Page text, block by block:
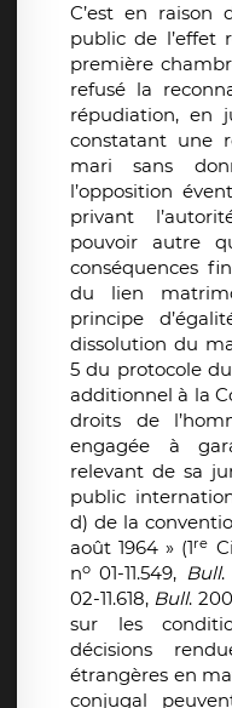
C’est en raison
public de l’effet
première
refusé la
répudiation, en
constatant une
mari sans
l’opposition
privant
pouvoir autre
conséquences
du lien
principe
dissolution du
5 du protocole
additionnel à la
droits de
engagée à
relevant de sa
public
d) de la
août 1964 » (1re
no 01-11.549, Bull.
02-11.618, Bull.
sur les
décisions
étrangères en
conjugal